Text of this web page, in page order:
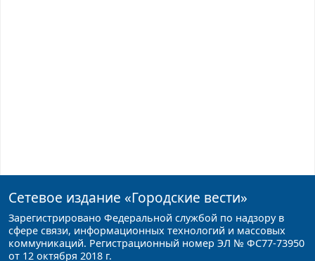
Сетевое издание «Городские вести»
Зарегистрировано Федеральной службой по надзору в
сфере связи, информационных технологий и массовых
коммуникаций. Регистрационный номер ЭЛ № ФС77-73950
от 12 октября 2018 г.